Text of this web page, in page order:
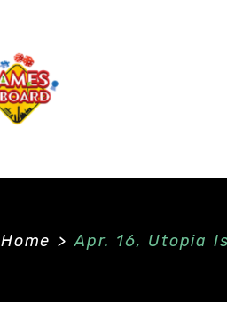
Home > Apr. 16, Utopia